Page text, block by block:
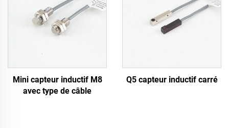
Mini capteur inductif M8
avec type de câble
Q5 capteur inductif carré